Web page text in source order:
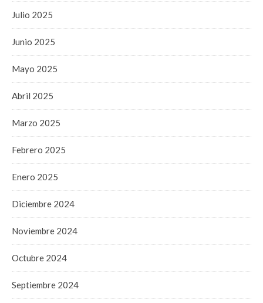
Julio 2025
Junio 2025
Mayo 2025
Abril 2025
Marzo 2025
Febrero 2025
Enero 2025
Diciembre 2024
Noviembre 2024
Octubre 2024
Septiembre 2024